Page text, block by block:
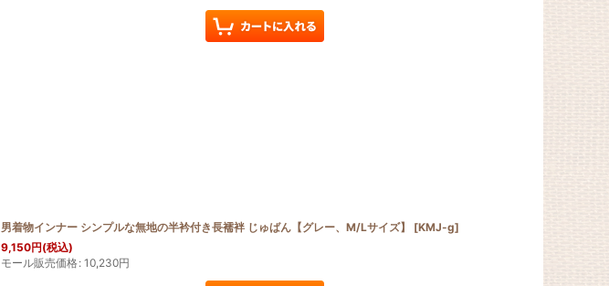
男着物インナー シンプルな無地の半衿付き長襦袢 じゅばん【グレー、M/Lサイズ】 [KMJ-g]
9,150円(税込)
モール販売価格: 10,230円